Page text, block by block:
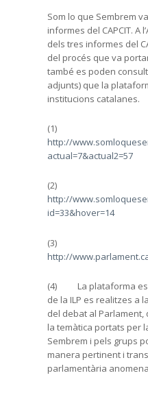
Som lo que Sembrem
informes del CAPCIT. A
dels tres informes del
del procés que va
també es poden
adjunts) que la
institucions catalanes.
(1)
http://
actual=7&actual2=57
(2)
http://
id=33&hover=14
(3)
http://
(4) La plataforma
de la ILP es realitzes a
del debat al
la temàtica portats per
Sembrem i pels grups
manera pertinent i
parlamentària